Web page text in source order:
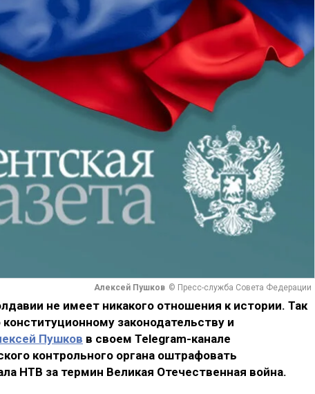
Алексей Пушков © Пресс-служба Совета Федерации
не имеет никакого отношения к истории. Так
законодательству и
Пушков в своем Telegram-канале
контрольного органа оштрафовать
НТВ за термин Великая Отечественная война.